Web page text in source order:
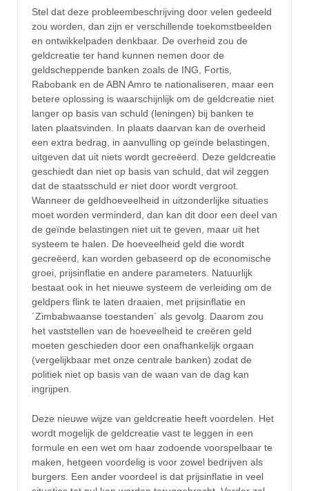
Stel dat deze probleembeschrijving door velen gedeeld
zou worden, dan zijn er verschillende toekomstbeelden
en ontwikkelpaden denkbaar. De overheid zou de
geldcreatie ter hand kunnen nemen door de
geldscheppende banken zoals de ING, Fortis,
Rabobank en de ABN Amro te nationaliseren, maar een
betere oplossing is waarschijnlijk om de geldcreatie niet
langer op basis van schuld (leningen) bij banken te
laten plaatsvinden. In plaats daarvan kan de overheid
een extra bedrag, in aanvulling op geïnde belastingen,
uitgeven dat uit niets wordt gecreëerd. Deze geldcreatie
geschiedt dan niet op basis van schuld, dat wil zeggen
dat de staatsschuld er niet door wordt vergroot.
Wanneer de geldhoeveelheid in uitzonderlijke situaties
moet worden verminderd, dan kan dit door een deel van
de geïnde belastingen niet uit te geven, maar uit het
systeem te halen. De hoeveelheid geld die wordt
gecreëerd, kan worden gebaseerd op de economische
groei, prijsinflatie en andere parameters. Natuurlijk
bestaat ook in het nieuwe systeem de verleiding om de
geldpers flink te laten draaien, met prijsinflatie en
´Zimbabwaanse toestanden´ als gevolg. Daarom zou
het vaststellen van de hoeveelheid te creëren geld
moeten geschieden door een onafhankelijk orgaan
(vergelijkbaar met onze centrale banken) zodat de
politiek niet op basis van de waan van de dag kan
ingrijpen.
Deze nieuwe wijze van geldcreatie heeft voordelen. Het
wordt mogelijk de geldcreatie vast te leggen in een
formule en een wet om haar zodoende voorspelbaar te
maken, hetgeen voordelig is voor zowel bedrijven als
burgers. Een ander voordeel is dat prijsinflatie in veel